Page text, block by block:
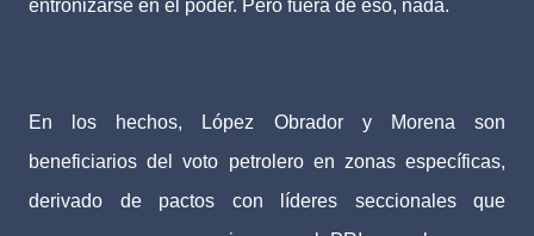
entronizarse en el poder. Pero fuera de eso, nada.
En los hechos, López Obrador y Morena son
beneficiarios del voto petrolero en zonas específicas,
derivado de pactos con líderes seccionales que